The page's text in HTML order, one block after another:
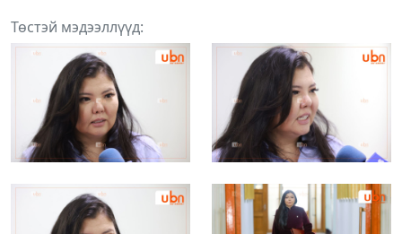
Төстэй мэдээллүүд: